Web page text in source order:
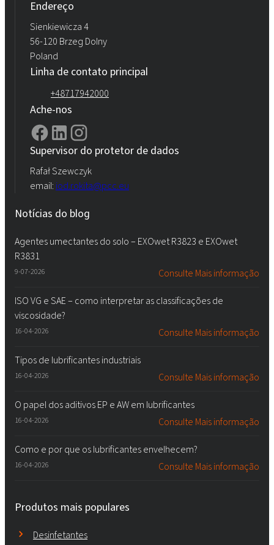
Endereço
Sienkiewicza 4
56-120 Brzeg Dolny
Poland
Linha de contato principal
+48717942000
Ache-nos
Supervisor do protetor de dados
Rafał Szewczyk
email: iod.rokita@pcc.eu
Notícias do blog
Agentes umectantes do solo – EXOwet R3823 e EXOwet
R3831
9-07-2026 Consulte Mais informação
ISO VG e SAE – como interpretar as classificações de
viscosidade?
16-04-2026 Consulte Mais informação
Tipos de lubrificantes industriais
16-04-2026 Consulte Mais informação
O papel dos aditivos EP e AW em lubrificantes
16-04-2026 Consulte Mais informação
Como e por que os lubrificantes envelhecem?
16-04-2026 Consulte Mais informação
Produtos mais populares
Desinfetantes